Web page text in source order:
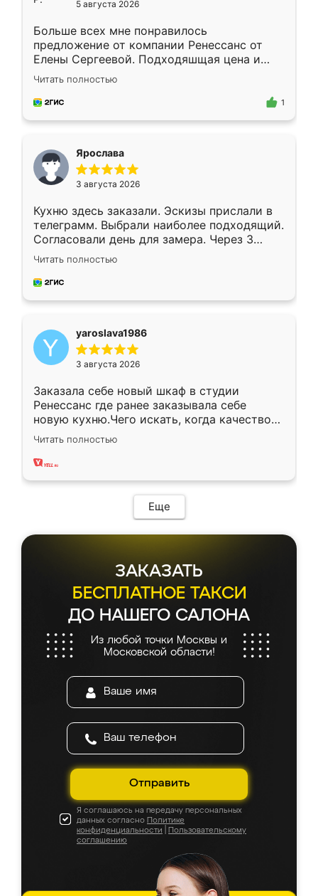
5 августа 2026
Больше всех мне понравилось
предложение от компании Ренессанс от
Елены Сергеевой. Подходяшщая цена и
короткие сроки изготовления. Приехавший
для замера сотрудник Владислав
предложил по моему эскизу самый
Читать полностью
1
Ярослава
3 августа 2026
Кухню здесь заказали. Эскизы прислали в
телеграмм. Выбрали наиболее подходящий.
Согласовали день для замера. Через 3
недели кухня была уже готова. Остались
довольны работой. Спасибо Ренессанс
мебель за качественную работу!
Читать полностью
yaroslava1986
3 августа 2026
Заказала себе новый шкаф в студии
Ренессанс где ранее заказывала себе
новую кухню.Чего искать, когда качеством
вполне довольна. Служит кухня уже почти
два года, нареканий нет.
Читать полностью
Еще
ЗАКАЗАТЬ
БЕСПЛАТНОЕ ТАКСИ
ДО НАШЕГО САЛОНА
Из любой точки Москвы и
Московской области!
Отправить
Я соглашаюсь на передачу персональных
данных согласно Политике
конфиденциальности
Пользовательскому
соглашению